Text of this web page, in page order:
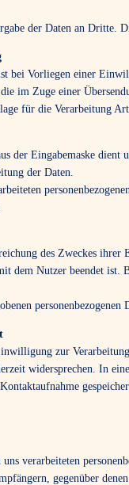
der Daten an Dritte.
bei Vorliegen einer
im Zuge einer
für die Verarbeitung
der Eingabemaske
der Daten.
des Zweckes
Nutzer beendet ist.
zur
widersprechen. In
verarbeiteten
gegenüber